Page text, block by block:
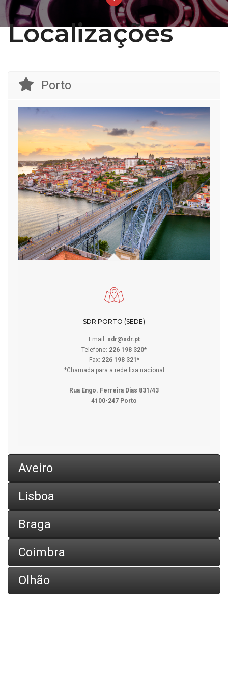
Localizações
Porto
SDR PORTO (SEDE)
Email: sdr@sdr.pt
Telefone: 226 198 320*
Fax: 226 198 321 *
*Chamada para a rede fixa nacional
Rua Engo. Ferreira Dias 831/43
4100-247 Porto
Aveiro
Lisboa
Braga
Coimbra
Olhão